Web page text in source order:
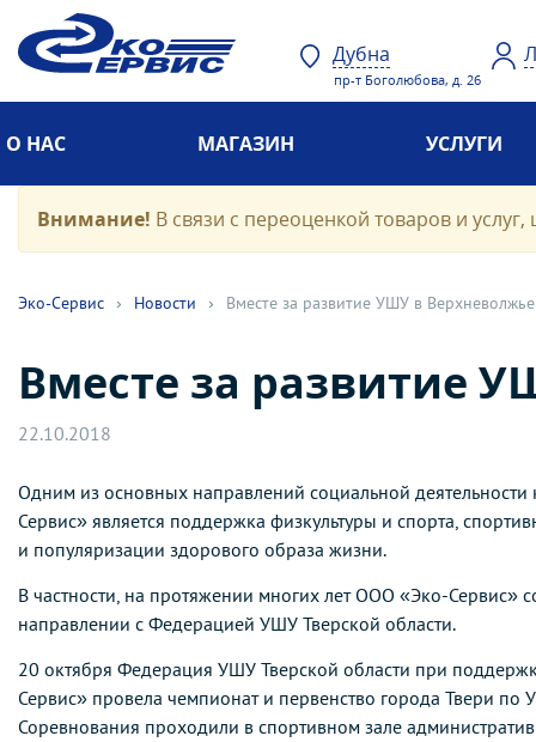
Дубна
пр-т Боголюбова, д. 26
О НАС МАГАЗИН УСЛУГИ
Внимание! В связи с переоценкой товаров и
Эко-Cервис › Новости › Вместе за развитие УШУ в Верхневолжье
Вместе за развитие
22.10.2018
Одним из основных направлений социальной
Сервис» является поддержка физкультуры и спорта,
и популяризации здорового образа жизни.
В частности, на протяжении многих лет ООО «Эко-Сервис»
направлении с Федерацией УШУ Тверской области.
20 октября Федерация УШУ Тверской области при
Сервис» провела чемпионат и первенство города Твери по
Соревнования проходили в спортивном зале